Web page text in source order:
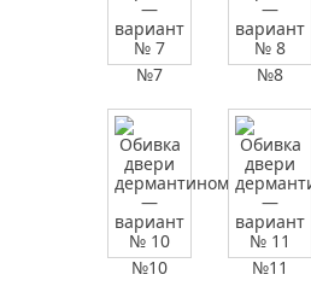
№7 №8
№10 №11